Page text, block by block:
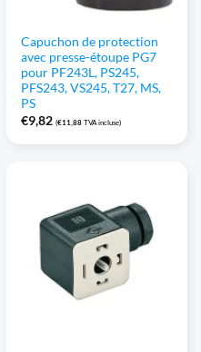
Capuchon de protection
avec presse-étoupe PG7
pour PF243L, PS245,
PFS243, VS245, T27, MS,
PS
€9,82 (€11,88 TVA incluse)